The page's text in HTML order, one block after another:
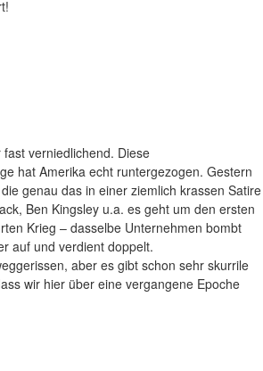
verniedlichend. Diese
hat Amerika echt runtergezogen. Gestern
genau das in einer ziemlich krassen Satire
Ben Kingsley u.a. es geht um den ersten
Krieg – dasselbe Unternehmen bombt
auf und verdient doppelt.
aber es gibt schon sehr skurrile
wir hier über eine vergangene Epoche